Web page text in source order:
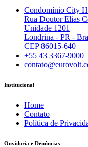
Condomínio City
Rua Doutor Elias
Unidade 1201
Londrina - PR -
CEP 86015-640
+55 43 3367-9000
Institucional
Home
Contato
Política de
Ouvidoria e Denúncias